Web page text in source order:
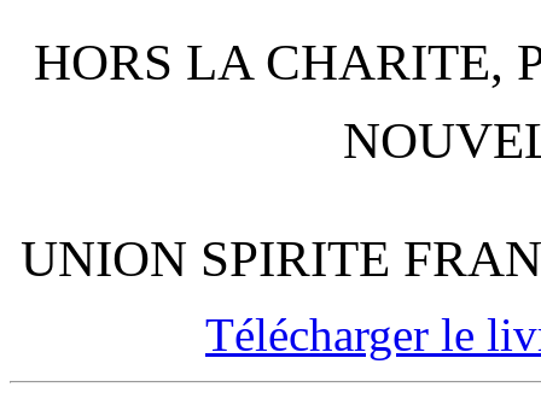
HORS LA CHARITE,
UNION SPIRITE
Télécharger le